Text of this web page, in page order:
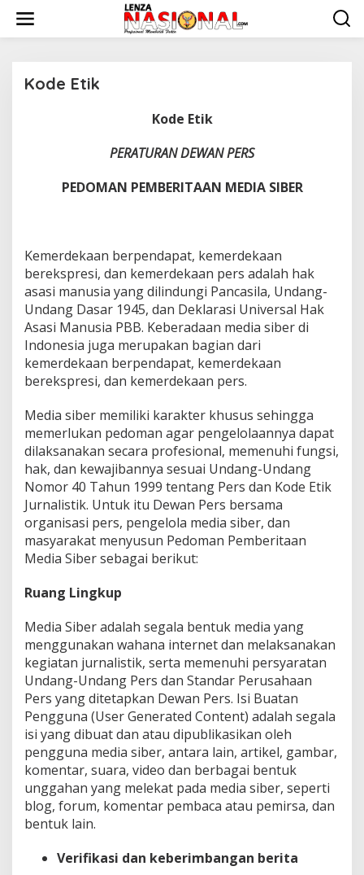
w
Kode Etik
E
H
L
E
N
Z
A
A
S
I
O
Kode Etik
PERATURAN DEWAN PERS
PEDOMAN PEMBERITAAN MEDIA SIBER
Kemerdekaan berpendapat, kemerdekaan
berekspresi, dan kemerdekaan pers adalah hak
asasi manusia yang dilindungi Pancasila, Undang-
Undang Dasar 1945, dan Deklarasi Universal Hak
Asasi Manusia PBB. Keberadaan media siber di
Indonesia juga merupakan bagian dari
kemerdekaan berpendapat, kemerdekaan
berekspresi, dan kemerdekaan pers.
Media siber memiliki karakter khusus sehingga
memerlukan pedoman agar pengelolaannya dapat
dilaksanakan secara profesional, memenuhi fungsi,
hak, dan kewajibannya sesuai Undang-Undang
Nomor 40 Tahun 1999 tentang Pers dan Kode Etik
Jurnalistik. Untuk itu Dewan Pers bersama
organisasi pers, pengelola media siber, dan
masyarakat menyusun Pedoman Pemberitaan
Media Siber sebagai berikut:
Ruang Lingkup
Media Siber adalah segala bentuk media yang
menggunakan wahana internet dan melaksanakan
kegiatan jurnalistik, serta memenuhi persyaratan
Undang-Undang Pers dan Standar Perusahaan
Pers yang ditetapkan Dewan Pers. Isi Buatan
Pengguna (User Generated Content) adalah segala
isi yang dibuat dan atau dipublikasikan oleh
pengguna media siber, antara lain, artikel, gambar,
komentar, suara, video dan berbagai bentuk
unggahan yang melekat pada media siber, seperti
blog, forum, komentar pembaca atau pemirsa, dan
bentuk lain.
Verifikasi dan keberimbangan berita